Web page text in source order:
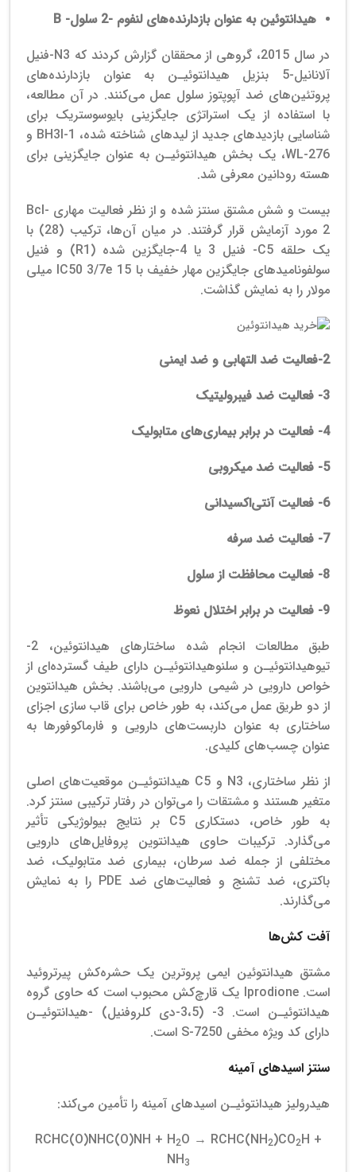
هیدانتوئین به عنوان بازدارنده‌های لنفوم -2 سلول-
B
در سال 2015، گروهی از محققان گزارش كردند كه N3-فنیل
آلانانیل-5 بنزیل هیدانتوئیـن به عنوان بازدارنده‌های
پروتئین‌های ضد آپوپتوز سلول عمل می‌کنند. در آن مطالعه،
با استفاده از یک استراتژی جایگزینی بایوسوستریک برای
شناسایی بازدیدهای جدید از لیدهای شناخته شده، BH3I-1 و
WL-276، یک بخش هیدانتوئیـن به عنوان جایگزینی برای
هسته رودانین معرفی شد.
بیست و شش مشتق سنتز شده و از نظر فعالیت مهاری Bcl-
2 مورد آزمایش قرار گرفتند. در میان آن‌ها، ترکیب (28) با
یک حلقه C5- فنیل 3 یا 4-جایگزین شده (R1) و فنیل
سولفونامیدهای جایگزین مهار خفیف با IC50 3/7e 15 میلی
مولار را به نمایش گذاشت.
2-فعالیت ضد التهابی و ضد ایمنی
3- فعالیت ضد فیبرولیتیک
4- فعالیت در برابر بیماری‌های متابولیک
5- فعالیت ضد میکروبی
6- فعالیت آنتی‌اکسیدانی
7- فعالیت ضد سرفه
8- فعالیت محافظت از سلول
9- فعالیت در برابر اختلال نعوظ
طبق مطالعات انجام شده ساختارهای هیدانتوئین، 2-
تیوهیدانتوئیـن و سلنوهیدانتوئیـن دارای طیف گسترده‌ای از
خواص دارویی در شیمی دارویی می‌باشند. بخش هیدانتوین
از دو طریق عمل می‌کند، به طور خاص برای قاب سازی اجزای
ساختاری به عنوان داربست‌های دارویی و فارماکوفورها به
عنوان چسب‌های کلیدی.
از نظر ساختاری، N3 و C5 هیدانتوئیـن موقعیت‌های اصلی
متغیر هستند و مشتقات را می‌توان در رفتار ترکیبی سنتز کرد.
به طور خاص، دستکاری C5 بر نتایج بیولوژیکی تأثیر
می‌گذارد. ترکیبات حاوی هیدانتوین پروفایل‌های دارویی
مختلفی از جمله ضد سرطان، بیماری ضد متابولیک، ضد
باکتری، ضد تشنج و فعالیت‌های ضد PDE را به نمایش
می‌گذارند.
آفت کش‌ها
مشتق هیدانتوئین ایمی پروترین یک حشره‌کش پیرتروئید
است. Iprodione یک قارچ‌کش محبوب است که حاوی گروه
هیدانتوئیـن است. 3- (3،5-دی کلروفنیل) -هیدانتوئیـن
دارای کد ویژه مخفی S-7250 است.
سنتز اسیدهای آمینه
هیدرولیز هیدانتوئیـن اسیدهای آمینه را تأمین می‌کند:
RCHC(O)NHC(O)NH + H2O → RCHC(NH2)CO2H +
NH3